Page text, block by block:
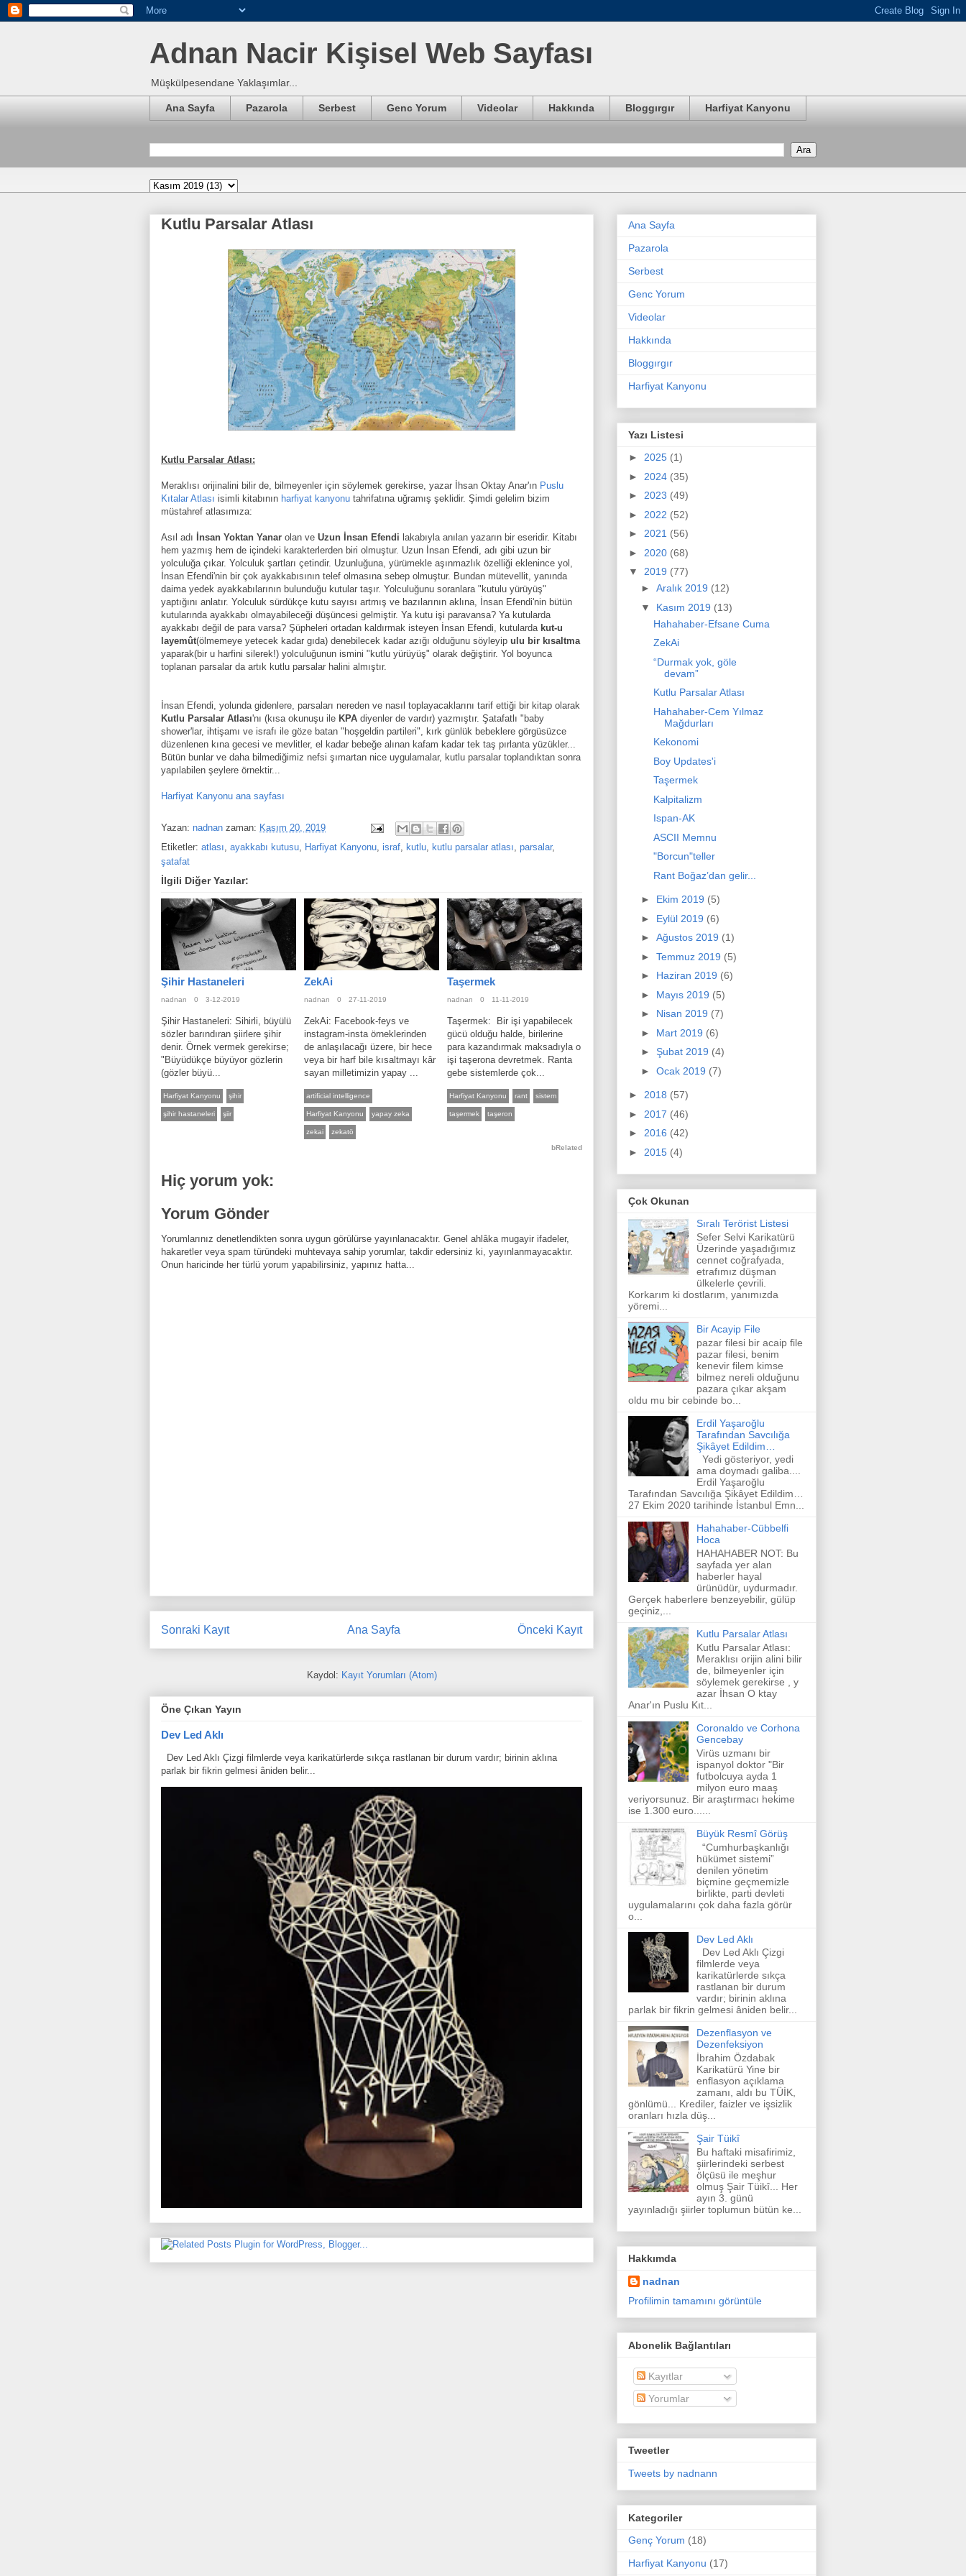
Adnan Nacir Kişisel Web Sayfası
Müşkülpesendane Yaklaşımlar...
Ana Sayfa Pazarola Serbest Genc Yorum Videolar Hakkında Bloggırgır Harfiyat Kanyonu
Kutlu Parsalar Atlası
Kutlu Parsalar Atlası:
Meraklısı orijinalini bilir de, bilmeyenler için söylemek gerekirse yazar İhsan Oktay Anar'ın Puslu
Kıtalar Atlası isimli kitabının harfiyat kanyonu tahrifatına uğramış şeklidir. Şimdi gelelim bizim
müstahref atlasımıza:
Asıl adı İnsan Yoktan Yanar olan ve Uzun İnsan Efendi lakabıyla anılan yazarın bir eseridir. Kitabı
hem yazmış hem de içindeki karakterlerden biri olmuştur. Uzun İnsan Efendi, adı gibi uzun bir
yolculuğa çıkar. Yolculuk şartları çetindir. Uzunluğuna, yürümekle aşınmazlık özelliği eklenince yol,
İnsan Efendi'nin bir çok ayakkabısının telef olmasına sebep olmuştur. Bundan mütevellit , yanında
daima yedek ayakkabılarının bulunduğu kutular taşır. Yolculuğunu soranlara "kutulu yürüyüş"
yaptığını anlatır. Yolculuk sürdükçe kutu sayısı artmış ve bazılarının aklına, İnsan Efendi'nin bütün
kutularında ayakkabı olmayabileceği düşüncesi gelmiştir. Ya kutu işi paravansa? Ya kutularda
ayakkabı değil de para varsa? Şüpheleri ortadan kaldırmak isteyen İnsan Efendi, kutularda kut-u
layemût(ölmemeye yetecek kadar gıda) denebilecek kadar azığı olduğunu söyleyip ulu bir kısa ltma
yaparak(bir u harfini silerek!) yolculuğunun ismini "kutlu yürüyüş" olarak değiştirir. Yol boyunca
toplanan parsalar da artık kutlu parsalar halini almıştır.
İnsan Efendi yolunda gidenlere , parsaları nereden ve nasıl toplayacaklarını tarif ettiği bir kitap olarak
Kutlu Parsalar Atlası'nı (kısa okunuşu ile KPA diyenler de vardır) yazmıştır. Şatafatlı "baby
shower'lar, ihtişamı ve israfı ile göze batan "hoşgeldin partileri", kırk günlük bebeklere görgüsüzce
düzenlenen kına gecesi ve mevlitler, el kadar bebeğe alınan kafam kadar tek taş pırlanta yüzükler...
Bütün bunlar ve daha bilmediğimiz nefsi şımartan nice uygulamalar, kutlu parsalar toplandıktan sonra
yapılabi len şeylere örnektir..
Harfiyat Kanyonu ana sayfası
Yazan: nadnan zaman: Kasım 20, 2019
Etiketler: atlası ayakkabı kutusu Harfiyat Kanyonu israf kutlu kutlu parsalar atlası parsalar,
şatafat
İlgili Diğer Yazılar:
Şihir Hastaneleri
nadnan 0 3-12-2019
Şihir Hastaneleri: Sihirli, büyülü
sözler barındıran şiirlere şihir
denir. Örnek vermek gerekirse;
"Büyüdükçe büyüyor gözlerin
(gözler büyü...
Harfiyat Kanyonu şihir
şihir hastaneleri şiir
ZekAi
nadnan 0 27-11-2019
ZekAi: Facebook-feys ve
instagram-insta örneklerinden
de anlaşılacağı üzere, bir hece
veya bir harf bile kısaltmayı kâr
sayan milletimizin yapay ...
artificial intelligence
Harfiyat Kanyonu yapay zeka
zekai zekatö
Taşermek
nadnan 0 11-11-2019
Taşermek: Bir işi yapabilecek
gücü olduğu halde, birilerine
para kazandırmak maksadıyla o
işi taşerona devretmek. Ranta
gebe sistemlerde çok...
Harfiyat Kanyonu rant sistem
taşermek taşeron
bRelated
Hiç yorum yok:
Yorum Gönder
Yorumlarınız denetlendikten sonra uygun görülürse yayınlanacaktır. Genel ahlâka mugayir ifadeler,
hakaretler veya spam türündeki muhtevaya sahip yorumlar, takdir edersiniz ki, yayınlanmayacaktır.
Onun haricinde her türlü yorum yapabilirsiniz, yapınız hatta...
Sonraki Kayıt Önceki Kayıt
Ana Sayfa
Kaydol: Kayıt Yorumları (Atom)
Öne Çıkan Yayın
Dev Led Aklı
Dev Led Aklı Çizgi filmlerde veya karikatürlerde sıkça rastlanan bir durum vardır; birinin aklına
parlak bir fikrin gelmesi âniden belir...
Ana Sayfa
Pazarola
Serbest
Genc Yorum
Videolar
Hakkında
Bloggırgır
Harfiyat Kanyonu
Yazı Listesi
► 2025 (1)
► 2024 (35)
► 2023 (49)
► 2022 (52)
► 2021 (56)
► 2020 (68)
▼ 2019 (77)
► Aralık 2019 (12)
▼ Kasım 2019 (13)
Hahahaber-Efsane Cuma
ZekAi
“Durmak yok, göle
devam”
Kutlu Parsalar Atlası
Hahahaber-Cem Yılmaz
Mağdurları
Kekonomi
Boy Updates'i
Taşermek
Kalpitalizm
Ispan-AK
ASCII Memnu
"Borcun"teller
Rant Boğaz’dan gelir...
► Ekim 2019 (5)
► Eylül 2019 (6)
► Ağustos 2019 (1)
► Temmuz 2019 (5)
► Haziran 2019 (6)
► Mayıs 2019 (5)
► Nisan 2019 (7)
► Mart 2019 (6)
► Şubat 2019 (4)
► Ocak 2019 (7)
► 2018 (57)
► 2017 (46)
► 2016 (42)
► 2015 (4)
Çok Okunan
Sıralı Terörist Listesi
Sefer Selvi Karikatürü
Üzerinde yaşadığımız
cennet coğrafyada,
etrafımız düşman
ülkelerle çevrili.
Korkarım ki dostlarım, yanımızda
yöremi...
Bir Acayip File
pazar filesi bir acaip file
pazar filesi, benim
kenevir filem kimse
bilmez nereli olduğunu
pazara çıkar akşam
oldu mu bir cebinde bo...
Erdil Yaşaroğlu
Tarafından Savcılığa
Şikâyet Edildim…
Yedi gösteriyor, yedi
ama doymadı galiba....
Erdil Yaşaroğlu
Tarafından Savcılığa Şikâyet Edildim…
27 Ekim 2020 tarihinde İstanbul Emn...
Hahahaber-Cübbelfi
Hoca
HAHAHABER NOT: Bu
sayfada yer alan
haberler hayal
ürünüdür, uydurmadır.
Gerçek haberlere benzeyebilir, gülüp
geçiniz,...
Kutlu Parsalar Atlası
Kutlu Parsalar Atlası:
Meraklısı orijin alini bilir
de, bilmeyenler için
söylemek gerekirse , y
azar İhsan O ktay
Anar'ın Puslu Kıt...
Coronaldo ve Corhona
Gencebay
Virüs uzmanı bir
ispanyol doktor "Bir
futbolcuya ayda 1
milyon euro maaş
veriyorsunuz. Bir araştırmacı hekime
ise 1.300 euro......
Büyük Resmî Görüş
“Cumhurbaşkanlığı
hükümet sistemi”
denilen yönetim
biçmine geçmemizle
birlikte, parti devleti
uygulamalarını çok daha fazla görür
o...
Dev Led Aklı
Dev Led Aklı Çizgi
filmlerde veya
karikatürlerde sıkça
rastlanan bir durum
vardır; birinin aklına
parlak bir fikrin gelmesi âniden belir...
Dezenflasyon ve
Dezenfeksiyon
İbrahim Özdabak
Karikatürü Yine bir
enflasyon açıklama
zamanı, aldı bu TÜİK,
gönlümü... Krediler, faizler ve işsizlik
oranları hızla düş...
Şair Tüikî
Bu haftaki misafirimiz,
şiirlerindeki serbest
ölçüsü ile meşhur
olmuş Şair Tüikî... Her
ayın 3. günü
yayınladığı şiirler toplumun bütün ke...
Hakkımda
nadnan
Profilimin tamamını görüntüle
Abonelik Bağlantıları
Kayıtlar
Yorumlar
Tweetler
Tweets by nadnann
Kategoriler
Genç Yorum (18)
Harfiyat Kanyonu (17)